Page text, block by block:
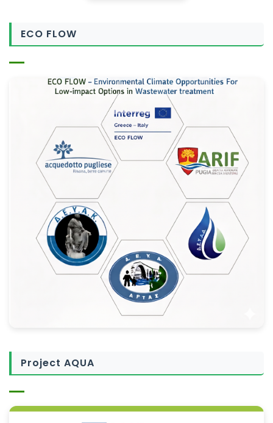
ECO FLOW
Project AQUA